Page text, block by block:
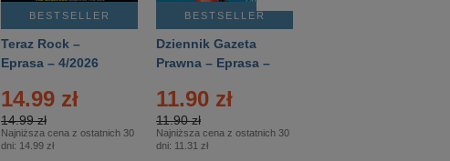
BESTSELLER
Teraz Rock –
Eprasa – 4/2026
14.99 zł
14.99 zł
Najniższa cena z ostatnich 30
dni: 14.99 zł
BESTSELLER
Dziennik Gazeta
Prawna – Eprasa –
11.90 zł
11.90 zł
Najniższa cena z ostatnich 30
dni: 11.31 zł